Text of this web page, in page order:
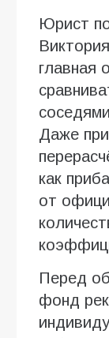
Юрист
главная
Даже
как
от
Перед
фонд